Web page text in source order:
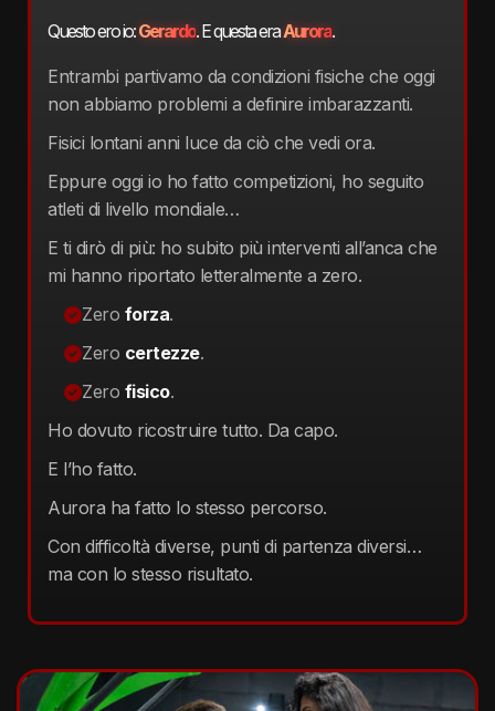
Questo ero io:Gerardo. E questa eraAurora.
Entrambi partivamo da condizioni fisiche che oggi
non abbiamo problemi a definire imbarazzanti.
Fisici lontani anni luce da ciò che vedi ora.
Eppure oggi io ho fatto competizioni, ho seguito
atleti di livello mondiale…
E ti dirò di più: ho subito più interventi all’anca che
mi hanno riportato letteralmente a zero.
Zero forza.
Zero certezze.
Zero fisico.
Ho dovuto ricostruire tutto. Da capo.
E l’ho fatto.
Aurora ha fatto lo stesso percorso.
Con difficoltà diverse, punti di partenza diversi…
ma con lo stesso risultato.